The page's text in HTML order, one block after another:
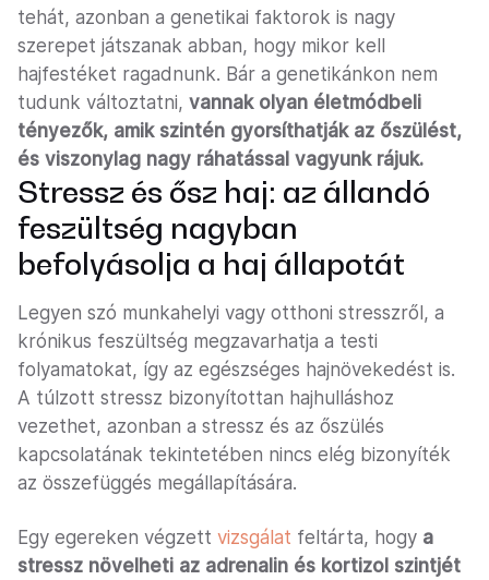
tehát, azonban a genetikai faktorok is nagy
szerepet játszanak abban, hogy mikor kell
hajfestéket ragadnunk. Bár a genetikánkon nem
tudunk változtatni, vannak olyan életmódbeli
tényezők, amik szintén gyorsíthatják az őszülést,
és viszonylag nagy ráhatással vagyunk rájuk.
Stressz és ősz haj: az állandó
feszültség nagyban
befolyásolja a haj állapotát
Legyen szó munkahelyi vagy otthoni stresszről, a
krónikus feszültség megzavarhatja a testi
folyamatokat, így az egészséges hajnövekedést is.
A túlzott stressz bizonyítottan hajhulláshoz
vezethet, azonban a stressz és az őszülés
kapcsolatának tekintetében nincs elég bizonyíték
az összefüggés megállapítására.
Egy egereken végzett vizsgálat feltárta, hogy a
stressz növelheti az adrenalin és kortizol szintjét